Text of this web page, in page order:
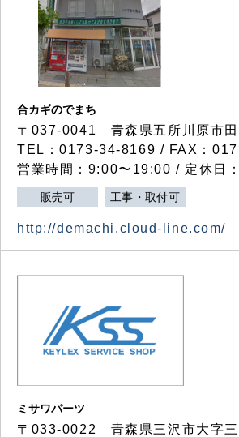
合カギのでまち
〒037-0041 青森県五所川原市
TEL：0173-34-8169 / FAX：
営業時間：9:00〜19:00 / 定休日
販売可 工事・取付可
http://demachi.cloud-line.com/
ミサワパーツ
〒033-0022 青森県三沢市大字